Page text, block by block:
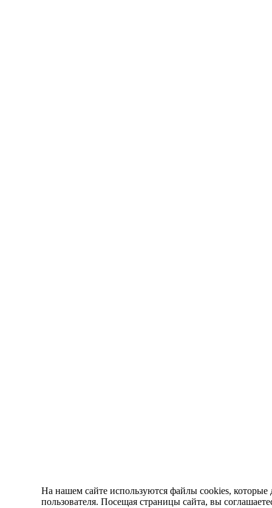
На нашем сайте используются файлы cookies, которые
пользователя. Посещая страницы сайта, вы